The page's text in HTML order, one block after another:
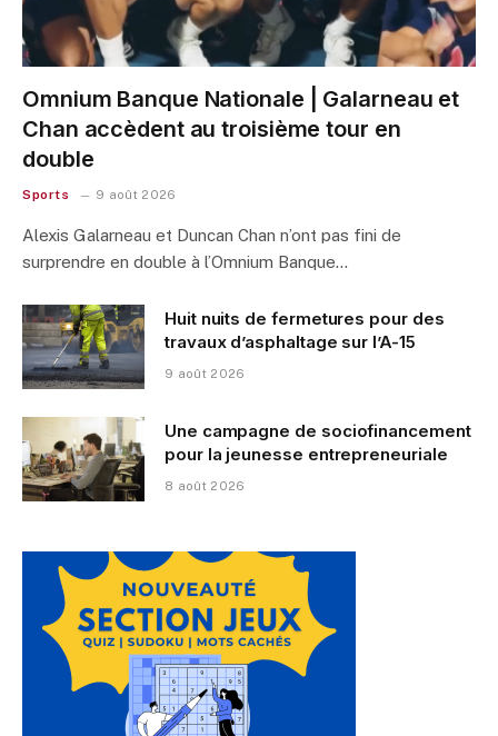
Omnium Banque Nationale | Galarneau et
Chan accèdent au troisième tour en
double
Sports 9 août 2026
Alexis Galarneau et Duncan Chan n’ont pas fini de
surprendre en double à l’Omnium Banque…
Huit nuits de fermetures pour des
travaux d’asphaltage sur l’A-15
9 août 2026
Une campagne de sociofinancement
pour la jeunesse entrepreneuriale
8 août 2026